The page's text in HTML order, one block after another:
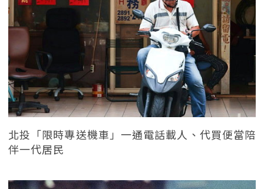
北投「限時專送機車」一通電話載人、代買便當陪
伴一代居民